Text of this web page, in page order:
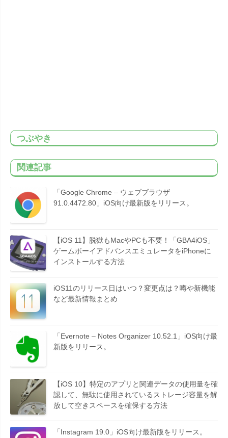
つぶやき
関連記事
「Google Chrome – ウェブブラウザ
91.0.4472.80」iOS向け最新版をリリース。
【iOS 11】脱獄もMacやPCも不要！「GBA4iOS」
ゲームボーイアドバンスエミュレータをiPhoneに
インストールする方法
iOS11のリリース日はいつ？変更点は？噂や新機能
など最新情報まとめ
「Evernote – Notes Organizer 10.52.1」iOS向け最
新版をリリース。
【iOS 10】特定のアプリと関連データの使用量を確
認して、無駄に使用されているストレージ容量を解
放して空きスペースを確保する方法
「Instagram 19.0」iOS向け最新版をリリース。